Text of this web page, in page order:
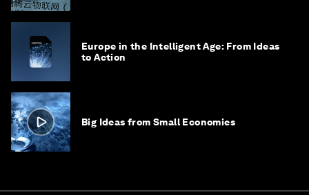
Europe in the Intelligent Age: From Ideas
to Action
Big Ideas from Small Economies